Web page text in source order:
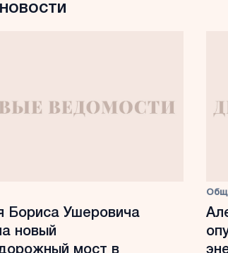
Бориса Ушеровича
новый
мост в